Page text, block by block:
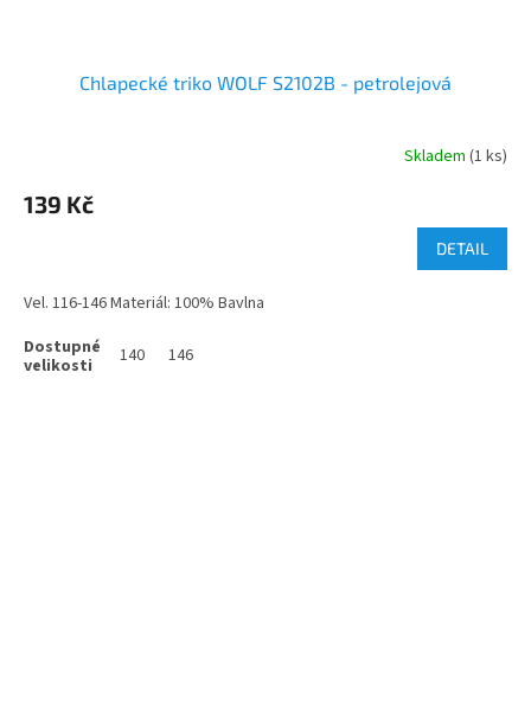
Chlapecké triko WOLF S2102B - petrolejová
Skladem (1 ks)
139 Kč
DETAIL
Vel. 116-146 Materiál: 100% Bavlna
140 146